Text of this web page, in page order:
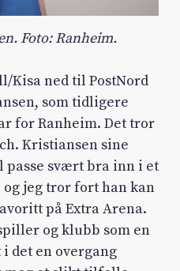
Foto: Ranheim.
Kisa ned til PostNord
som tidligere
for Ranheim. Det tror
Kristiansen sine
svært bra inn i et
jeg tror fort han kan
på Extra Arena.
og klubb som en
det en overgang